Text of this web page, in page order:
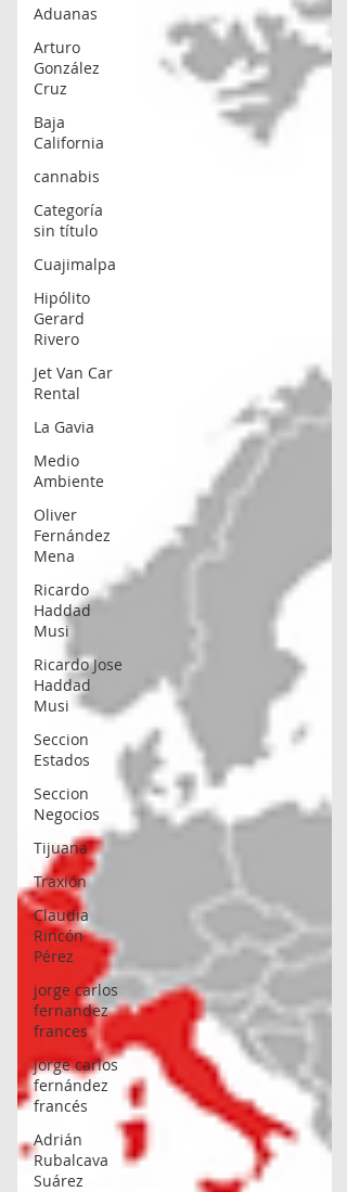
Aduanas
Arturo
González
Cruz
Baja
California
cannabis
Categoría
sin título
Cuajimalpa
Hipólito
Gerard
Rivero
Jet Van Car
Rental
La Gavia
Medio
Ambiente
Oliver
Fernández
Mena
Ricardo
Haddad
Musi
Ricardo Jose
Haddad
Musi
Seccion
Estados
Seccion
Negocios
Tijuana
Traxión
Claudia
Rincón
Pérez
jorge carlos
fernandez
frances
jorge carlos
fernández
francés
Adrián
Rubalcava
Suárez